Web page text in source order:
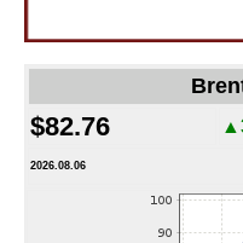
$82.76
2026.08.06